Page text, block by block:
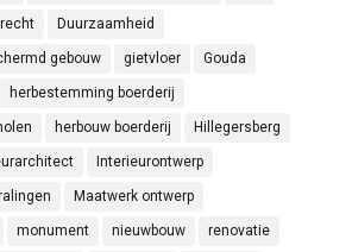
Duurzaamheid
gebouw gietvloer Gouda
herbestemming boerderij
herbouw boerderij Hillegersberg
Interieurontwerp
Maatwerk ontwerp
monument nieuwbouw renovatie